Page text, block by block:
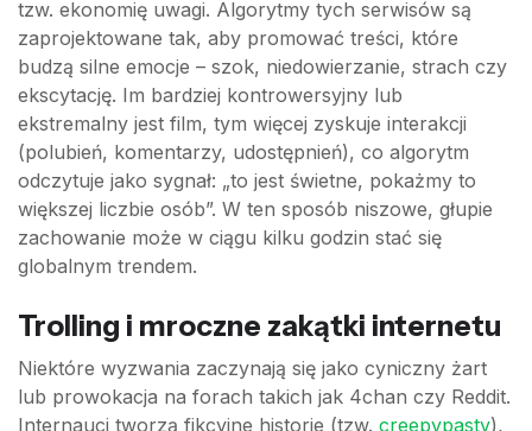
tzw. ekonomię uwagi. Algorytmy tych serwisów są
zaprojektowane tak, aby promować treści, które
budzą silne emocje – szok, niedowierzanie, strach czy
ekscytację. Im bardziej kontrowersyjny lub
ekstremalny jest film, tym więcej zyskuje interakcji
(polubień, komentarzy, udostępnień), co algorytm
odczytuje jako sygnał: „to jest świetne, pokażmy to
większej liczbie osób”. W ten sposób niszowe, głupie
zachowanie może w ciągu kilku godzin stać się
globalnym trendem.
Trolling i mroczne zakątki internetu
Niektóre wyzwania zaczynają się jako cyniczny żart
lub prowokacja na forach takich jak 4chan czy Reddit.
Internauci tworzą fikcyjne historie (tzw. creepypasty),